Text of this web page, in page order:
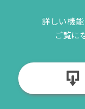
詳しい機
ご覧に